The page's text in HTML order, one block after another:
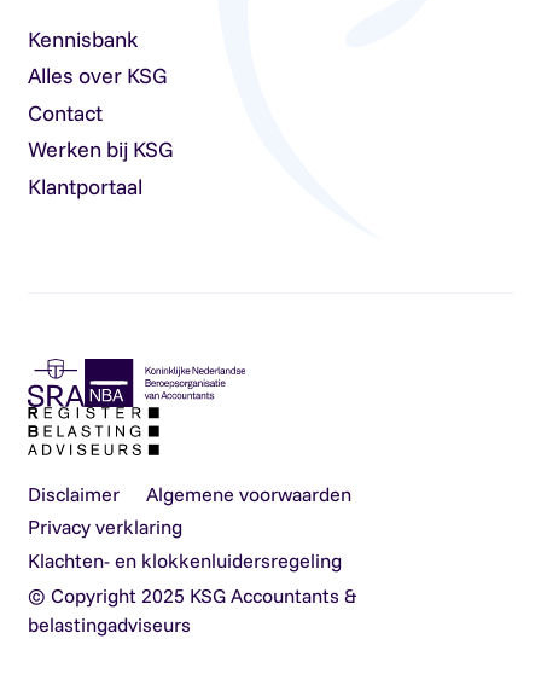
Kennisbank
Alles over KSG
Contact
Werken bij KSG
Klantportaal
Disclaimer
Algemene voorwaarden
Privacy verklaring
Klachten- en klokkenluidersregeling
© Copyright 2025 KSG Accountants &
belastingadviseurs